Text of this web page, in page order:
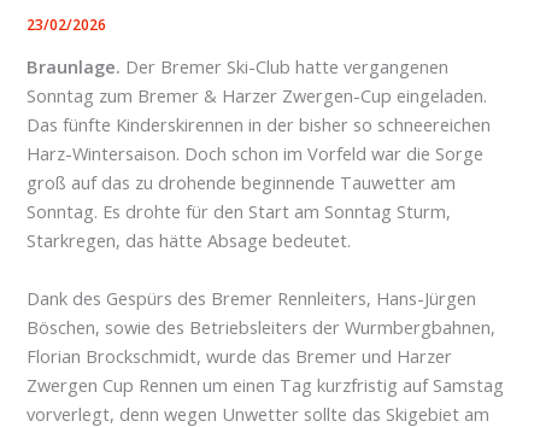
23/02/2026
Braunlage. Der Bremer Ski-Club hatte vergangenen
Sonntag zum Bremer & Harzer Zwergen-Cup eingeladen.
Das fünfte Kinderskirennen in der bisher so schneereichen
Harz-Wintersaison. Doch schon im Vorfeld war die Sorge
groß auf das zu drohende beginnende Tauwetter am
Sonntag. Es drohte für den Start am Sonntag Sturm,
Starkregen, das hätte Absage bedeutet.
Dank des Gespürs des Bremer Rennleiters, Hans-Jürgen
Böschen, sowie des Betriebsleiters der Wurmbergbahnen,
Florian Brockschmidt, wurde das Bremer und Harzer
Zwergen Cup Rennen um einen Tag kurzfristig auf Samstag
vorverlegt, denn wegen Unwetter sollte das Skigebiet am